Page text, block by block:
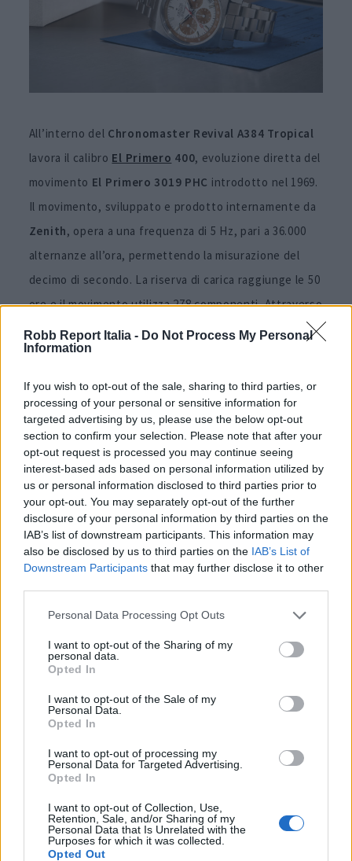
Robb Report Italia - Do Not Process My Personal
Information
If you wish to opt-out of the sale, sharing to third parties, or
processing of your personal or sensitive information for
targeted advertising by us, please use the below opt-out
section to confirm your selection. Please note that after your
opt-out request is processed you may continue seeing
interest-based ads based on personal information utilized by
us or personal information disclosed to third parties prior to
your opt-out. You may separately opt-out of the further
disclosure of your personal information by third parties on the
IAB’s list of downstream participants. This information may
also be disclosed by us to third parties on the IAB’s List of
Downstream Participants that may further disclose it to other
Personal Data Processing Opt Outs
I want to opt-out of the Sharing of my
personal data.
Opted In
I want to opt-out of the Sale of my
Personal Data.
Opted In
I want to opt-out of processing my
Personal Data for Targeted Advertising.
Opted In
I want to opt-out of Collection, Use,
Retention, Sale, and/or Sharing of my
Personal Data that Is Unrelated with the
Purposes for which it was collected.
Opted Out
All’interno del Chronomaster Revival A384 Tropical
lavora il calibro El Primero 400, evoluzione diretta del
movimento El Primero 3019 PHC introdotto nel 1969.
Il movimento, sviluppato e prodotto internamente da
Zenith, opera a una frequenza di 5 Hz, pari a 36.000
alternanze all’ora, permettendo la misurazione del
decimo di secondo. La riserva di carica raggiunge le 50
ore e il movimento utilizza 278 componenti. Attraverso
il fondello in vetro
zaffiroè possibile osservare il
rotore scheletrato a forma di stella a cinque punte,
Chronomaster Revival A384
Tropical, disponibilità e
dettagli
Chronomaster Revival A384 Tropical
millimetri, quadrante tropicale laccato bianco con
Frères in acciaio. Il prezzo indicato daZenith
è di
10.000 euro. L’orologio è disponibile presso le